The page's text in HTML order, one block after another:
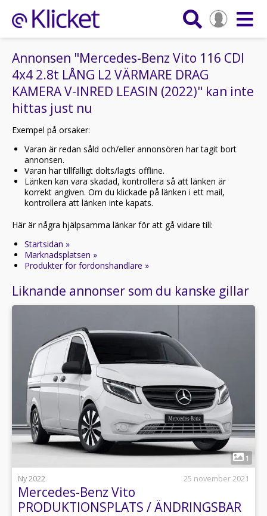
Annonsen "Mercedes-Benz Vito 116 CDI
4x4 2.8t LÅNG L2 VÄRMARE DRAG
KAMERA V-INRED LEASIN (2022)" kan inte
hittas just nu
Exempel på orsaker:
Varan är redan såld och/eller annonsören har tagit bort
annonsen.
Varan har tillfälligt dolts/lagts offline.
Länken kan vara skadad, kontrollera så att länken är
korrekt angiven. Om du klickade på länken i ett mail,
kontrollera att länken inte kapats.
Här är några hjälpsamma länkar för att gå vidare till:
Startsidan »
Marknadsplatsen »
Produkter för fordonshandlare »
Liknande annonser som du kanske gillar
1
Ny 2022
25 november 2021
Mercedes-Benz Vito
PRODUKTIONSPLATS / ÄNDRINGSBAR